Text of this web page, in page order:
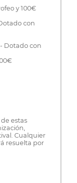
y 100€
con
Dotado con
estas
Cualquier
resuelta por